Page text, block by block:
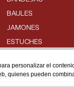
BAULES
JAMONES
ESTUCHES
personalizar el
quienes pueden